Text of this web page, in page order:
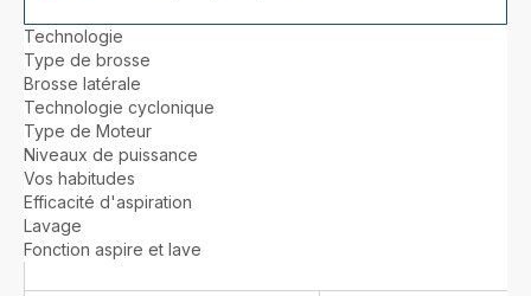
Serie
65+
RR8L85WH
Aspirateur
robot
-
2300
Pa
-
Technologie
Camera
Serie 220+
Technologie
Type de brosse
Brosse latérale
Technologie cyclonique
Type de Moteur
Niveaux de puissance
Vos habitudes
Efficacité d'aspiration
Lavage
Fonction aspire et lave